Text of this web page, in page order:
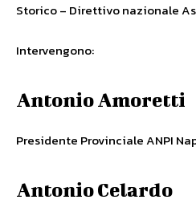
Storico – Direttivo nazionale
Intervengono:
Antonio Amoretti
Presidente Provinciale ANPI
Antonio Celardo